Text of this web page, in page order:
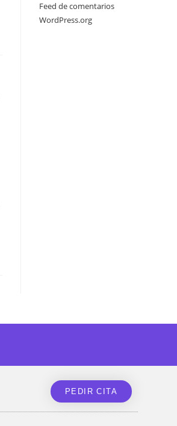
Feed de comentarios
WordPress.org
PEDIR CITA